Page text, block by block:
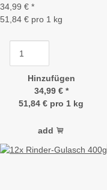
34,99 € *
51,84 € pro 1 kg
Hinzufügen
34,99 € *
51,84 € pro 1 kg
add